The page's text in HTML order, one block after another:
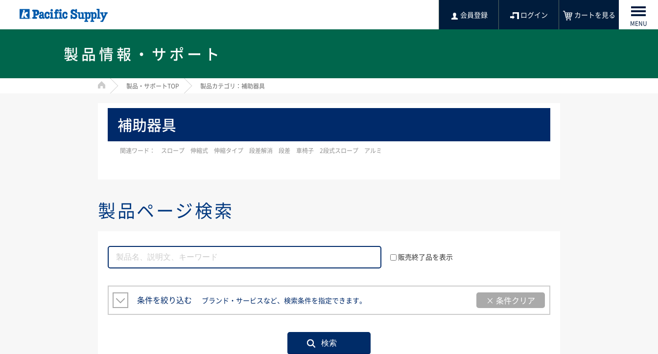
会員登録 ログイン カートを見る
MENU
製品情報・サポート
HOME 製品・サポートTOP 製品カテゴリ：補助器具
補助器具
関連ワード： スロープ 伸縮式 伸縮タイプ 段差解消 段差 車椅子 2段式スロープ アルミ
製品ページ検索
販売終了品を表示
条件を絞り込む ブランド・サービスなど、検索条件を指定できます。 × 条件クリア